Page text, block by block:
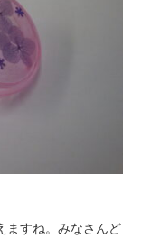
ますね。みなさんど